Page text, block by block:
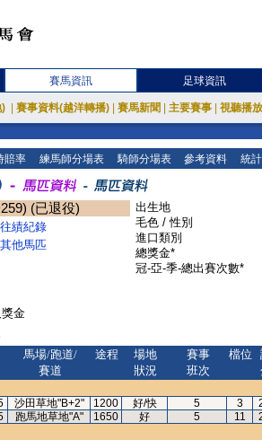
賽馬資訊 足球資訊
) 賽事資料(越洋轉播) 賽馬新聞 主要賽事 視聽播
賠率 練馬師分場表 騎師分場表 參考資料 統
(已退役)
往績紀錄
其他馬匹
出生地
毛色 / 性別
進口類別
總獎金*
冠-亞-季-總出賽次數*
金
馬場/跑道/
賽道
途程
場地
狀況
賽事
班次
檔位
沙田草地"B+2" 1200 好/快 5 3
跑馬地草地"A" 1650 好 5 11